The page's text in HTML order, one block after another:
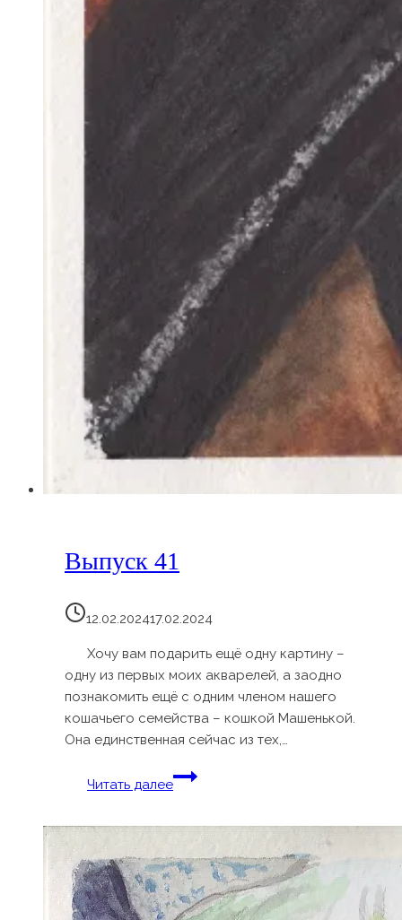
Выпуск 41
12.02.202417.02.2024
Хочу вам подарить ещё одну картину –
одну из первых моих акварелей, а заодно
познакомить ещё с одним членом нашего
кошачьего семейства – кошкой Машенькой.
Она единственная сейчас из тех,…
Читать далее
Выпуск
41